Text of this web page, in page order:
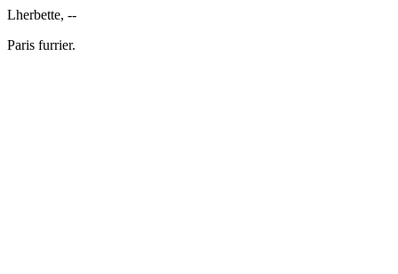
Lherbette, --
Paris furrier.